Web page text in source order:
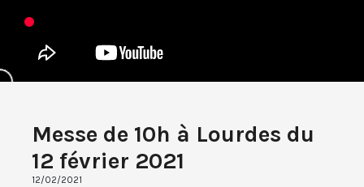
Messe de 10h à Lourdes du
12 février 2021
12/02/2021